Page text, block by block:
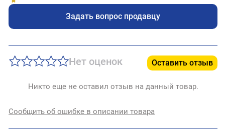
Задать вопрос продавцу
Нет оценок Оставить отзыв
Никто еще не оставил отзыв на данный товар.
Сообщить об ошибке в описании товара